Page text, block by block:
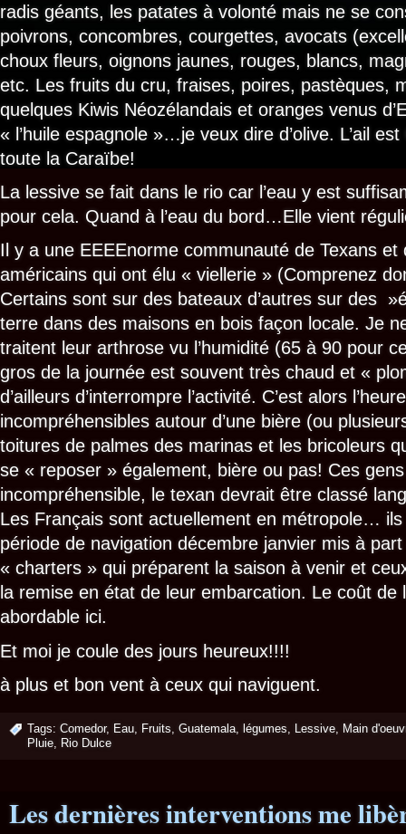
radis géants, les patates à volonté mais ne se
poivrons, concombres, courgettes, avocats
choux fleurs, oignons jaunes, rouges, blancs,
etc. Les fruits du cru, fraises, poires, pastèques,
quelques Kiwis Néozélandais et oranges venus
« l’huile espagnole »…je veux dire d’olive. L’ail
toute la Caraïbe!
La lessive se fait dans le rio car l’eau y est
pour cela. Quand à l’eau du bord…Elle vient
Il y a une EEEEnorme communauté de Texans et
américains qui ont élu « viellerie » (Comprenez
Certains sont sur des bateaux d’autres sur des
terre dans des maisons en bois façon locale. Je
traitent leur arthrose vu l’humidité (65 à 90 pour
gros de la journée est souvent très chaud et «
d’ailleurs d’interrompre l’activité. C’est alors
incompréhensibles autour d’une bière (ou
toitures de palmes des marinas et les bricoleurs
se « reposer » également, bière ou pas! Ces
incompréhensible, le texan devrait être classé
Les Français sont actuellement en métropole…
période de navigation décembre janvier mis à
« charters » qui préparent la saison à venir et
la remise en état de leur embarcation. Le coût de
abordable ici.
Et moi je coule des jours heureux!!!!
à plus et bon vent à ceux qui naviguent.
Tags: Comedor, Eau, Fruits, Guatemala, légumes, Lessive, Main
Pluie, Rio Dulce
Les dernières interventions me